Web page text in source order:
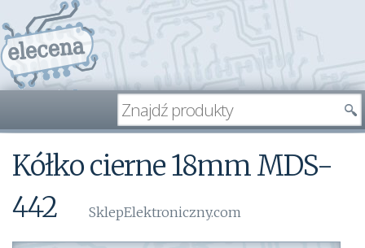
Kółko cierne 18mm MDS-
442
SklepElektroniczny.com